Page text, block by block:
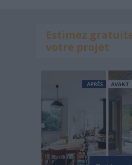
Estimez
votre projet